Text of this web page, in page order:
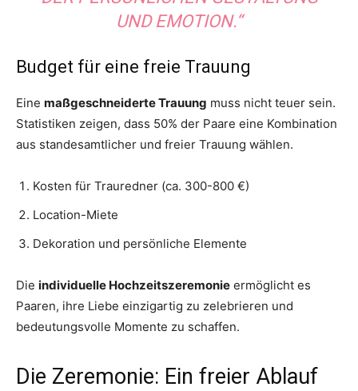
UND EMOTION.“
Budget für eine freie Trauung
Eine maßgeschneiderte Trauung muss nicht teuer sein.
Statistiken zeigen, dass 50% der Paare eine Kombination
aus standesamtlicher und freier Trauung wählen.
Kosten für Trauredner (ca. 300-800 €)
Location-Miete
Dekoration und persönliche Elemente
Die individuelle Hochzeitszeremonie ermöglicht es
Paaren, ihre Liebe einzigartig zu zelebrieren und
bedeutungsvolle Momente zu schaffen.
Die Zeremonie: Ein freier Ablauf